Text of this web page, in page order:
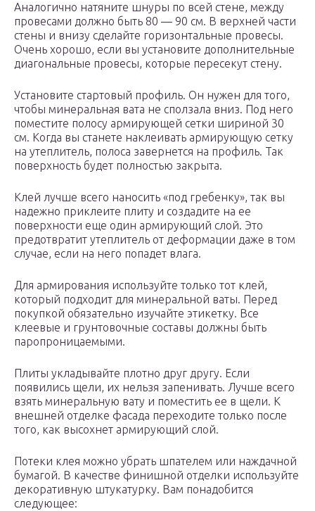
Аналогично натяните шнуры по всей стене, между
провесами должно быть 80 — 90 см. В верхней части
стены и внизу сделайте горизонтальные провесы.
Очень хорошо, если вы установите дополнительные
диагональные провесы, которые пересекут стену.
Установите стартовый профиль. Он нужен для того,
чтобы минеральная вата не сползала вниз. Под него
поместите полосу армирующей сетки шириной 30
см. Когда вы станете наклеивать армирующую сетку
на утеплитель, полоса завернется на профиль. Так
поверхность будет полностью закрыта.
Клей лучше всего наносить «под гребенку», так вы
надежно приклеите плиту и создадите на ее
поверхности еще один армирующий слой. Это
предотвратит утеплитель от деформации даже в том
случае, если на него попадет влага.
Для армирования используйте только тот клей,
который подходит для минеральной ваты. Перед
покупкой обязательно изучайте этикетку. Все
клеевые и грунтовочные составы должны быть
паропроницаемыми.
Плиты укладывайте плотно друг другу. Если
появились щели, их нельзя запенивать. Лучше всего
взять минеральную вату и поместить ее в щели. К
внешней отделке фасада переходите только после
того, как высохнет армирующий слой.
Потеки клея можно убрать шпателем или наждачной
бумагой. В качестве финишной отделки используйте
декоративную штукатурку. Вам понадобится
следующее: